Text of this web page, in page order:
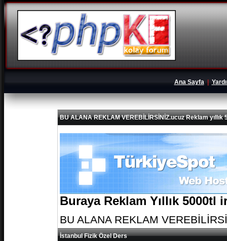
Ana Sayfa|
BU ALANA REKLAM VEREBİLİRSİNİZ.ucuz Reklam yıllık
Buraya Reklam Yıllık
BU ALANA REKLAM
İstanbul Fizik Özel Ders